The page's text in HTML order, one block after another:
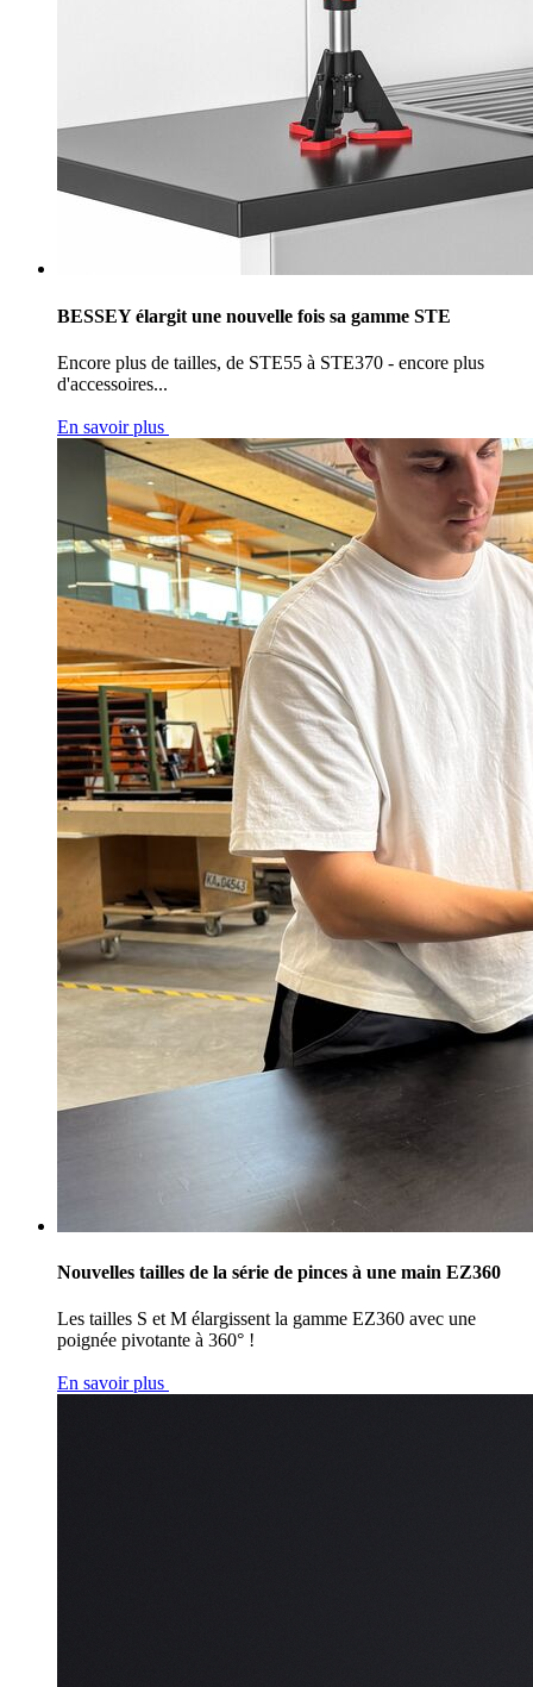
BESSEY élargit une nouvelle fois sa gamme STE
Encore plus de tailles, de STE55 à STE370 - encore plus
d'accessoires...
En savoir plus
Nouvelles tailles de la série de pinces à une main EZ360
Les tailles S et M élargissent la gamme EZ360 avec une
poignée pivotante à 360° !
En savoir plus